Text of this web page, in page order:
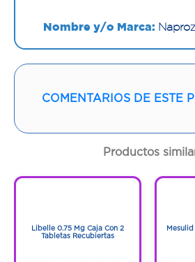
Nombre y/o Marca:
Proveedor:NOVAMED SAS
Vía de administración:
COMENTARIOS DE ESTE
Productos
Libelle 0.75 Mg Caja Con 2
Tabletas Recubiertas
Mesulid